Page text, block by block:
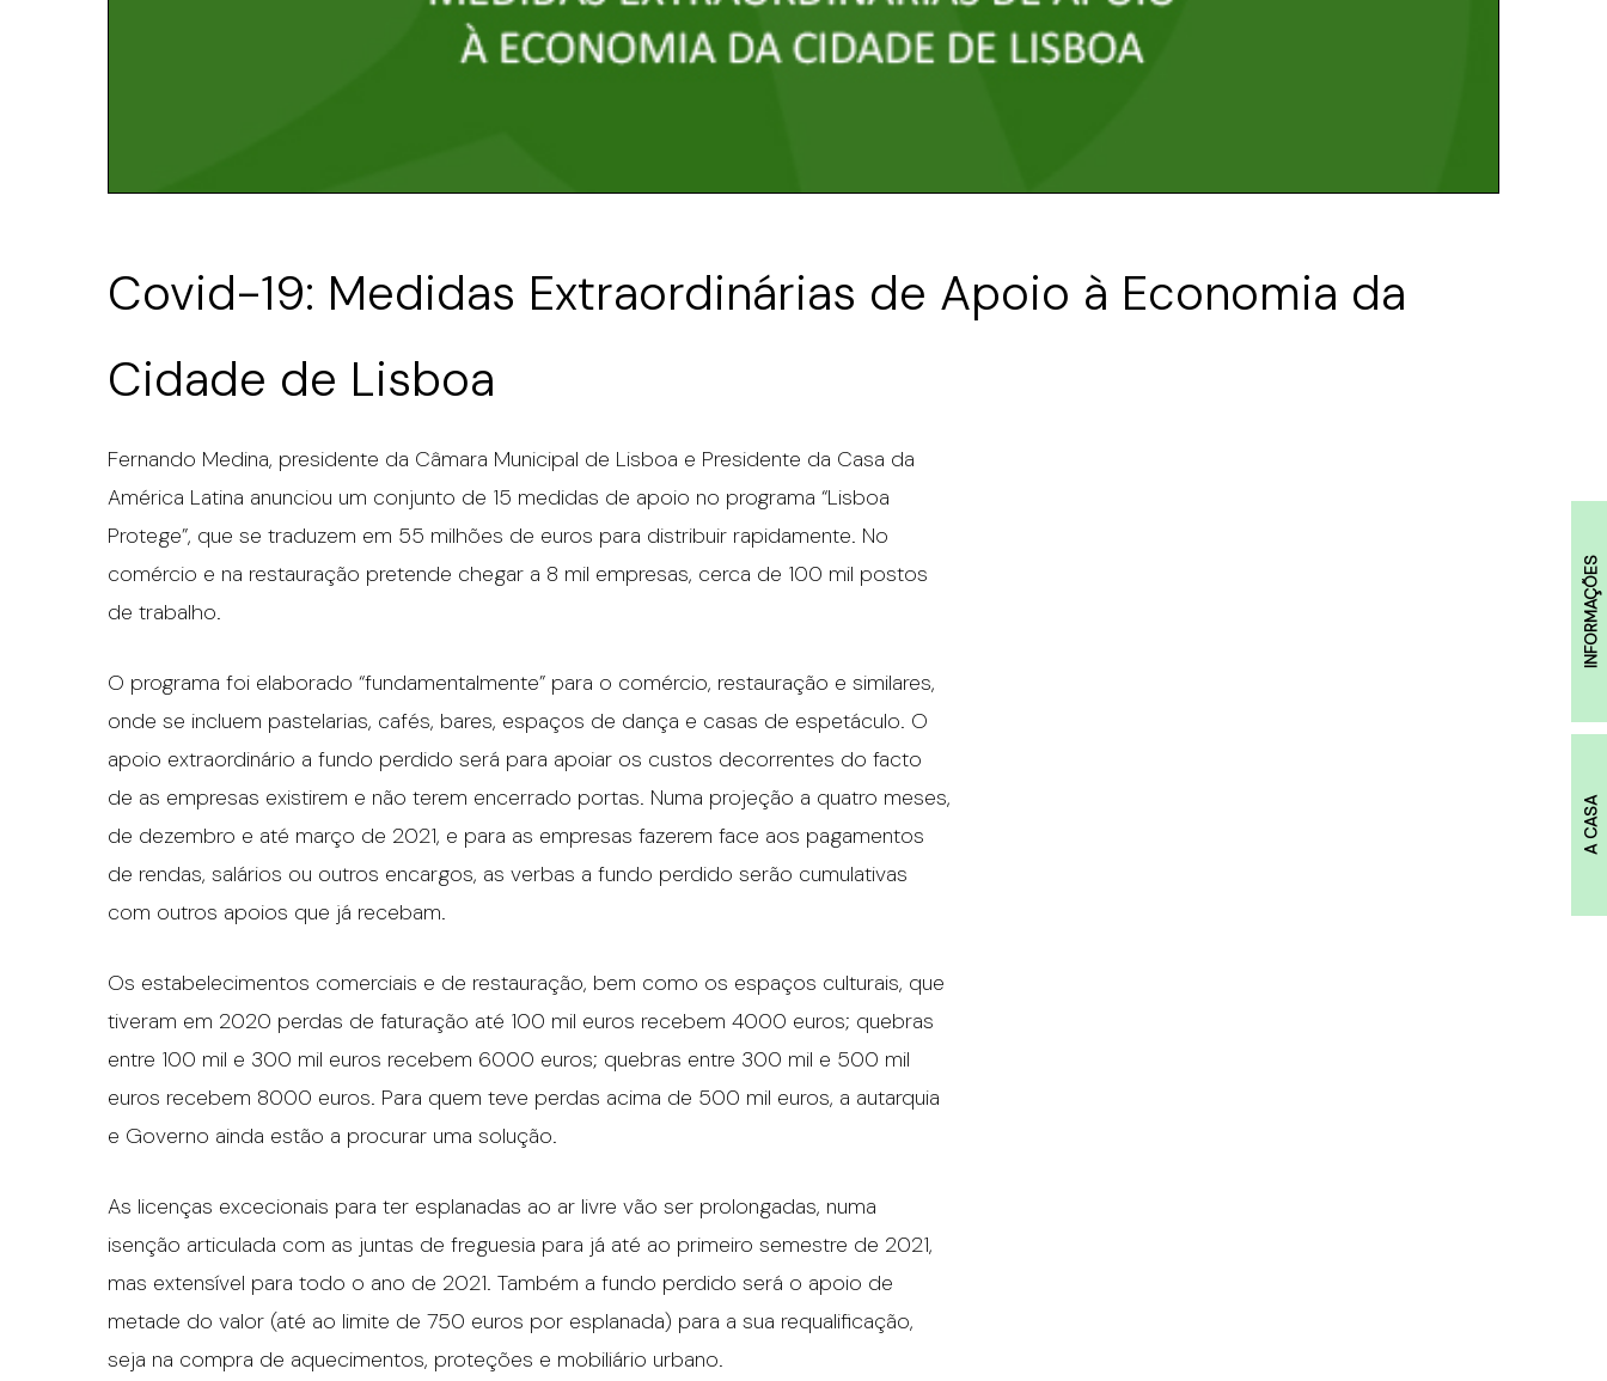
INFORMAÇÕES
A CASA
Covid-19: Medidas Extraordinárias de Apoio à Economia da
Cidade de Lisboa
Fernando Medina, presidente da Câmara Municipal de Lisboa e Presidente da Casa da
América Latina anunciou um conjunto de 15 medidas de apoio no programa “Lisboa
Protege”, que se traduzem em 55 milhões de euros para distribuir rapidamente. No
comércio e na restauração pretende chegar a 8 mil empresas, cerca de 100 mil postos
de trabalho.
O programa foi elaborado “fundamentalmente” para o comércio, restauração e similares,
onde se incluem pastelarias, cafés, bares, espaços de dança e casas de espetáculo. O
apoio extraordinário a fundo perdido será para apoiar os custos decorrentes do facto
de as empresas existirem e não terem encerrado portas. Numa projeção a quatro meses,
de dezembro e até março de 2021, e para as empresas fazerem face aos pagamentos
de rendas, salários ou outros encargos, as verbas a fundo perdido serão cumulativas
com outros apoios que já recebam.
Os estabelecimentos comerciais e de restauração, bem como os espaços culturais, que
tiveram em 2020 perdas de faturação até 100 mil euros recebem 4000 euros; quebras
entre 100 mil e 300 mil euros recebem 6000 euros; quebras entre 300 mil e 500 mil
euros recebem 8000 euros. Para quem teve perdas acima de 500 mil euros, a autarquia
e Governo ainda estão a procurar uma solução.
As licenças excecionais para ter esplanadas ao ar livre vão ser prolongadas, numa
isenção articulada com as juntas de freguesia para já até ao primeiro semestre de 2021,
mas extensível para todo o ano de 2021. Também a fundo perdido será o apoio de
metade do valor (até ao limite de 750 euros por esplanada) para a sua requalificação,
seja na compra de aquecimentos, proteções e mobiliário urbano.